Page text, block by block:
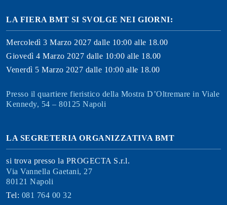
LA FIERA BMT SI SVOLGE NEI GIORNI:
Mercoledì 3 Marzo 2027 dalle 10:00 alle 18.00
Giovedì 4 Marzo 2027 dalle 10:00 alle 18.00
Venerdì 5 Marzo 2027 dalle 10:00 alle 18.00
Presso il quartiere fieristico della Mostra D’Oltremare in Viale
Kennedy, 54 – 80125 Napoli
LA SEGRETERIA ORGANIZZATIVA BMT
si trova presso la PROGECTA S.r.l.
Via Vannella Gaetani, 27
80121 Napoli
Tel: 081 764 00 32